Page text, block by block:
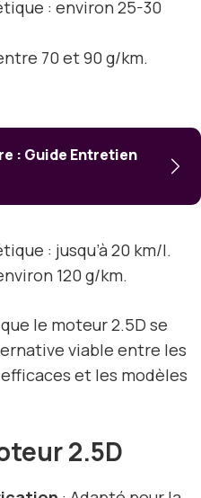
: environ 25-30
70 et 90 g/km.
: Guide Entretien
: jusqu’à 20 km/l.
120 g/km.
le moteur 2.5D se
viable entre les
et les modèles
2.5D